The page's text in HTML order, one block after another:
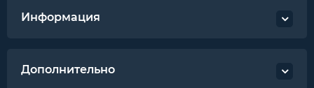
Информация
Дополнительно